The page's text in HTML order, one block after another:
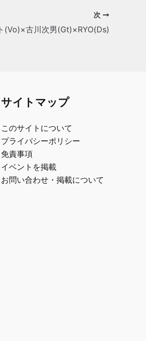
次
(Vo)×古川次男(Gt)×RYO(Ds)
サイトマップ
このサイトについて
プライバシーポリシー
免責事項
イベントを掲載
お問い合わせ・掲載について